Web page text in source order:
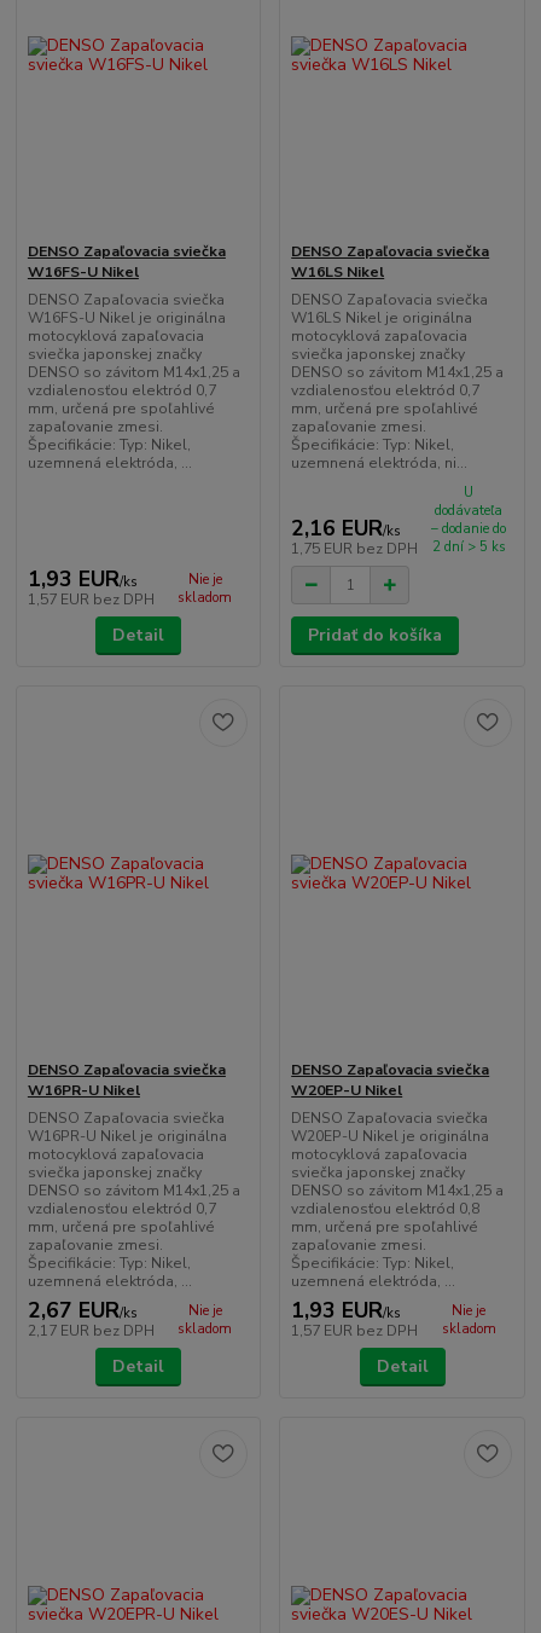
DENSO Zapaľovacia sviečka
W16FS-U Nikel
DENSO Zapaľovacia sviečka
W16FS-U Nikel je originálna
motocyklová zapaľovacia
sviečka japonskej značky
DENSO so závitom M14x1,25 a
vzdialenosťou elektród 0,7
mm, určená pre spoľahlivé
zapaľovanie zmesi.
Špecifikácie: Typ: Nikel,
uzemnená elektróda, ...
1,93 EUR/ks
1,57 EUR bez DPH
Nie je
skladom
Detail
DENSO Zapaľovacia sviečka
W16LS Nikel
DENSO Zapaľovacia sviečka
W16LS Nikel je originálna
motocyklová zapaľovacia
sviečka japonskej značky
DENSO so závitom M14x1,25 a
vzdialenosťou elektród 0,7
mm, určená pre spoľahlivé
zapaľovanie zmesi.
Špecifikácie: Typ: Nikel,
uzemnená elektróda, ni...
2,16 EUR/ks
1,75 EUR bez DPH
U
dodávateľa
– dodanie do
2 dní > 5 ks
Pridať do košíka
DENSO Zapaľovacia sviečka
W16PR-U Nikel
DENSO Zapaľovacia sviečka
W16PR-U Nikel je originálna
motocyklová zapaľovacia
sviečka japonskej značky
DENSO so závitom M14x1,25 a
vzdialenosťou elektród 0,7
mm, určená pre spoľahlivé
zapaľovanie zmesi.
Špecifikácie: Typ: Nikel,
uzemnená elektróda, ...
2,67 EUR/ks
2,17 EUR bez DPH
Nie je
skladom
Detail
DENSO Zapaľovacia sviečka
W20EP-U Nikel
DENSO Zapaľovacia sviečka
W20EP-U Nikel je originálna
motocyklová zapaľovacia
sviečka japonskej značky
DENSO so závitom M14x1,25 a
vzdialenosťou elektród 0,8
mm, určená pre spoľahlivé
zapaľovanie zmesi.
Špecifikácie: Typ: Nikel,
uzemnená elektróda, ...
1,93 EUR/ks
1,57 EUR bez DPH
Nie je
skladom
Detail